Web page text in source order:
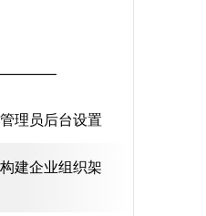
理员后台设置
建企业组织架